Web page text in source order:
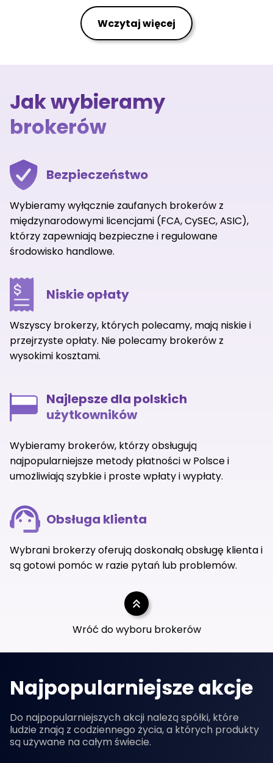
Wczytaj więcej
Jak wybieramy
brokerów
Bezpieczeństwo
Wybieramy wyłącznie zaufanych brokerów z
międzynarodowymi licencjami (FCA, CySEC, ASIC),
którzy zapewniają bezpieczne i regulowane
środowisko handlowe.
Niskie opłaty
Wszyscy brokerzy, których polecamy, mają niskie i
przejrzyste opłaty. Nie polecamy brokerów z
wysokimi kosztami.
Najlepsze dla polskich
użytkowników
Wybieramy brokerów, którzy obsługują
najpopularniejsze metody płatności w Polsce i
umożliwiają szybkie i proste wpłaty i wypłaty.
Obsługa klienta
Wybrani brokerzy oferują doskonałą obsługę klienta i
są gotowi pomóc w razie pytań lub problemów.
Wróć do wyboru brokerów
Najpopularniejsze akcje
Do najpopularniejszych akcji należą spółki, które
ludzie znają z codziennego życia, a których produkty
są używane na całym świecie.